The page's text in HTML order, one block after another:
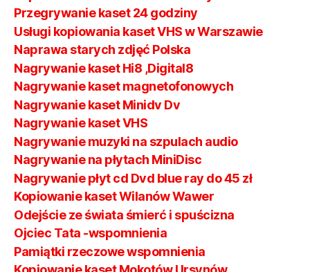
Przegrywanie kaset 24 godziny
Usługi kopiowania kaset VHS w Warszawie
Naprawa starych zdjęć Polska
Nagrywanie kaset Hi8 ,Digital8
Nagrywanie kaset magnetofonowych
Nagrywanie kaset Minidv Dv
Nagrywanie kaset VHS
Nagrywanie muzyki na szpulach audio
Nagrywanie na płytach MiniDisc
Nagrywanie płyt cd Dvd blue ray do 45 zł
Kopiowanie kaset Wilanów Wawer
Odejście ze świata śmierć i spuścizna
Ojciec Tata -wspomnienia
Pamiątki rzeczowe wspomnienia